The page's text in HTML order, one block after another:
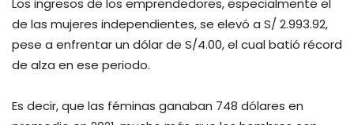
Los ingresos de los emprendedores, especialmente el
de las mujeres independientes, se elevó a S/ 2.993.92,
pese a enfrentar un dólar de S/4.00, el cual batió récord
de alza en ese periodo.
Es decir, que las féminas ganaban 748 dólares en